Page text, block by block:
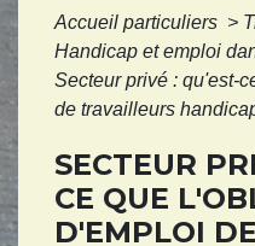
Accueil particuliers >
Handicap et emploi
Secteur privé : qu'est-
de travailleurs
SECTEUR
CE QUE
D'EMPLOI DE